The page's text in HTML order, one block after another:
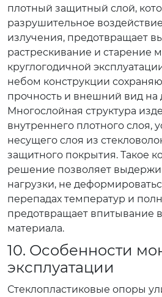
плотный защитный слой,
разрушительное
излучения, предотвращает
растрескивание и старение
круглогодичной
небом конструкции
прочность и внешний вид на
Многослойная структура
внутреннего плотного слоя,
несущего слоя из
защитного покрытия. Такое
решение позволяет
нагрузки, не
перепадах температур и
предотвращает впитывание
материала.
10. Особенности
эксплуатации
Стеклопластиковые опоры